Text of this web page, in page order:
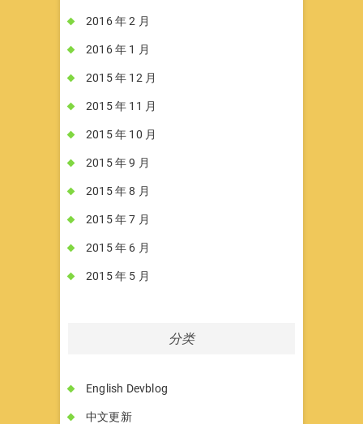
2016 年 2 月
2016 年 1 月
2015 年 12 月
2015 年 11 月
2015 年 10 月
2015 年 9 月
2015 年 8 月
2015 年 7 月
2015 年 6 月
2015 年 5 月
分类
English Devblog
中文更新